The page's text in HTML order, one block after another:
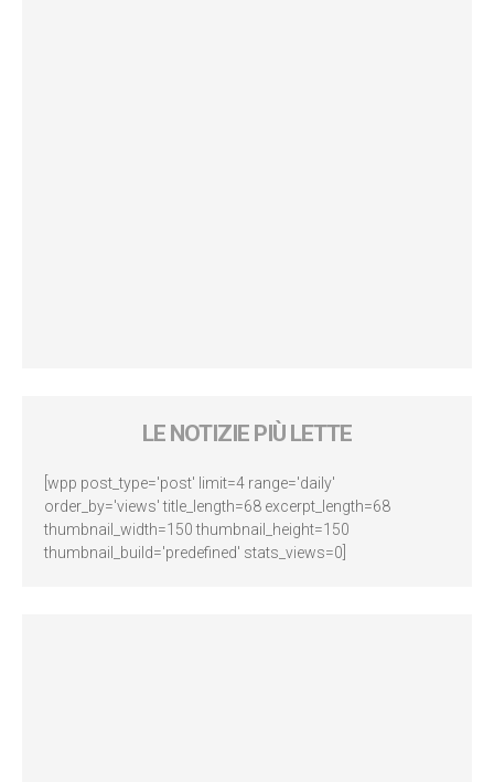
LE NOTIZIE PIÙ LETTE
[wpp post_type='post' limit=4 range='daily'
order_by='views' title_length=68 excerpt_length=68
thumbnail_width=150 thumbnail_height=150
thumbnail_build='predefined' stats_views=0]